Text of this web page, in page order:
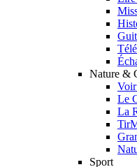
Nature &
Le
La
Sport